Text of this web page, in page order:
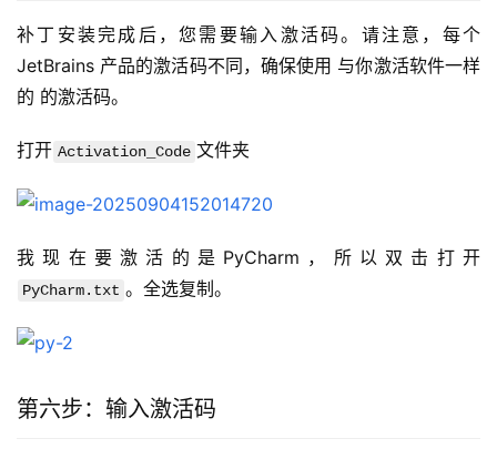
补丁安装完成后，您需要输入激活码。请注意，每个
JetBrains 产品的激活码不同，确保使用 与你激活软件一样
的 的激活码。
打开 Activation_Code 文件夹
我现在要激活的是PyCharm，所以双击打开
PyCharm.txt 。全选复制。
第六步：输入激活码